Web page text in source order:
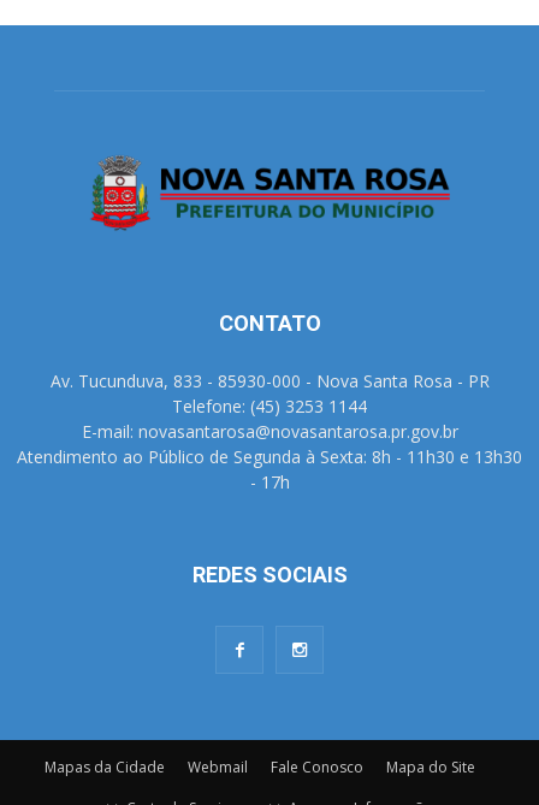
CONTATO
Av. Tucunduva, 833 - 85930-000 - Nova Santa Rosa - PR
Telefone: (45) 3253 1144
E-mail: novasantarosa@novasantarosa.pr.gov.br
Atendimento ao Público de Segunda à Sexta: 8h - 11h30 e 13h30
- 17h
REDES SOCIAIS
Mapas da Cidade Webmail Fale Conosco
Mapa do Site